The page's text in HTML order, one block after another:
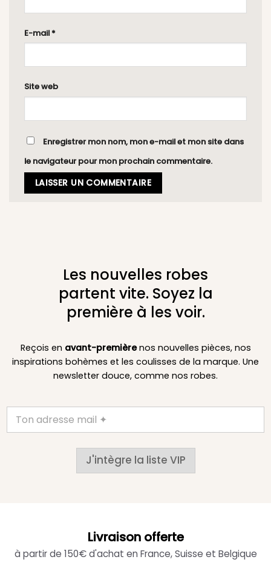
E-mail *
Site web
Enregistrer mon nom, mon e-mail et mon site dans
le navigateur pour mon prochain commentaire.
Les nouvelles robes
partent vite. Soyez la
première à les voir.
Reçois en avant-premièrenos nouvelles pièces, nos
inspirations bohèmes et les coulisses de la marque. Une
newsletter douce, comme nos robes.
J'intègre la liste VIP
Livraison offerte
à partir de 150€ d'achat en France, Suisse et Belgique